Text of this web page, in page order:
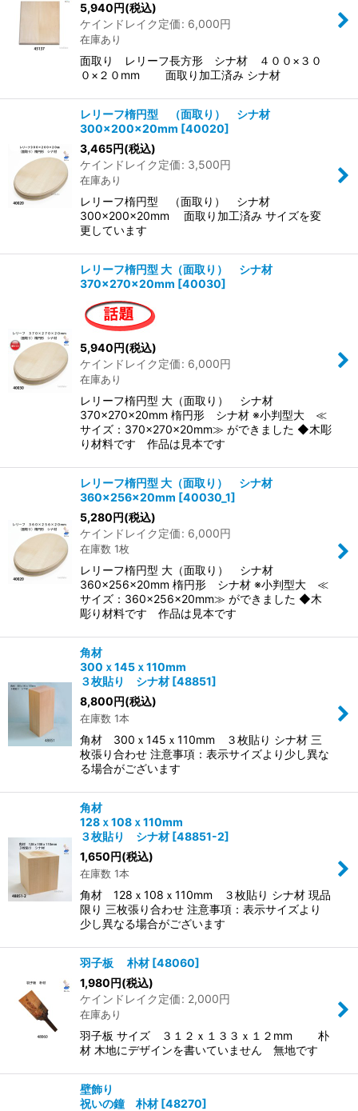
5,940円(税込)
ケインドレイク定価: 6,000円
在庫あり
面取り レリーフ長方形 シナ材 ４００×３０
０×２０mm 面取り加工済み シナ材
レリーフ楕円型 （面取り） シナ材
300×200×20mm [40020]
3,465円(税込)
ケインドレイク定価: 3,500円
在庫あり
レリーフ楕円型 （面取り） シナ材
300×200×20mm 面取り加工済み サイズを変
更しています
レリーフ楕円型 大（面取り） シナ材
370×270×20mm [40030]
5,940円(税込)
ケインドレイク定価: 6,000円
在庫あり
レリーフ楕円型 大（面取り） シナ材
370×270×20mm 楕円形 シナ材 ※小判型大 ≪
サイズ：370×270×20mm≫ ができました ◆木彫
り材料です 作品は見本です
レリーフ楕円型 大（面取り） シナ材
360×256×20mm [40030_1]
5,280円(税込)
ケインドレイク定価: 6,000円
在庫数 1枚
レリーフ楕円型 大（面取り） シナ材
360×256×20mm 楕円形 シナ材 ※小判型大 ≪
サイズ：360×256×20mm≫ ができました ◆木
彫り材料です 作品は見本です
角材
300ｘ145ｘ110mm
３枚貼り シナ材 [48851]
8,800円(税込)
在庫数 1本
角材 300ｘ145ｘ110mm ３枚貼り シナ材 三
枚張り合わせ 注意事項：表示サイズより少し異な
る場合がございます
角材
128ｘ108ｘ110mm
３枚貼り シナ材 [48851-2]
1,650円(税込)
在庫数 1本
角材 128ｘ108ｘ110mm ３枚貼り シナ材 現品
限り 三枚張り合わせ 注意事項：表示サイズより
少し異なる場合がございます
羽子板 朴材 [48060]
1,980円(税込)
ケインドレイク定価: 2,000円
在庫あり
羽子板 サイズ ３１２ｘ１３３ｘ１２mm 朴
材 木地にデザインを書いていません 無地です
壁飾り
祝いの鐘 朴材 [48270]